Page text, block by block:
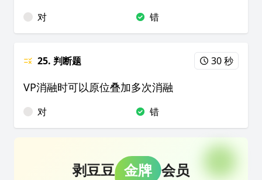
对 错
25. 判断题 30 秒
VP消融时可以原位叠加多次消融
对 错
剥豆豆 金牌 会员